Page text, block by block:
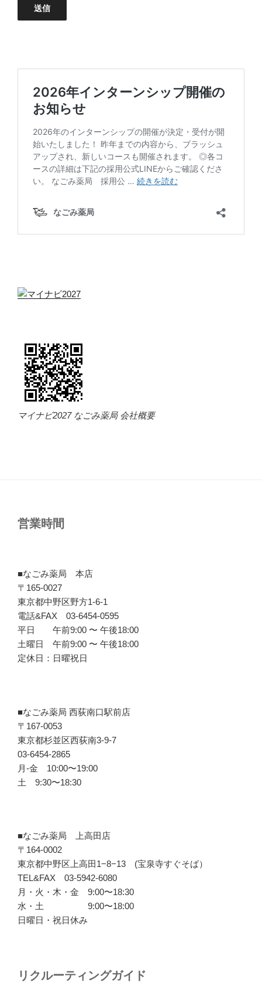
マイナビ2027 なごみ薬局 会社概要
営業時間
■なごみ薬局 本店
〒165-0027
東京都中野区野方1-6-1
電話&FAX 03-6454-0595
平日 午前9:00 〜 午後18:00
土曜日 午前9:00 〜 午後18:00
定休日：日曜祝日
■なごみ薬局 西荻南口駅前店
〒167-0053
東京都杉並区西荻南3-9-7
03-6454-2865
月-金 10:00〜19:00
土 9:30〜18:30
■なごみ薬局 上高田店
〒164-0002
東京都中野区上高田1−8−13 (宝泉寺すぐそば）
TEL&FAX 03-5942-6080
月・火・木・金 9:00〜18:30
水・土 9:00〜18:00
日曜日・祝日休み
リクルーティングガイド